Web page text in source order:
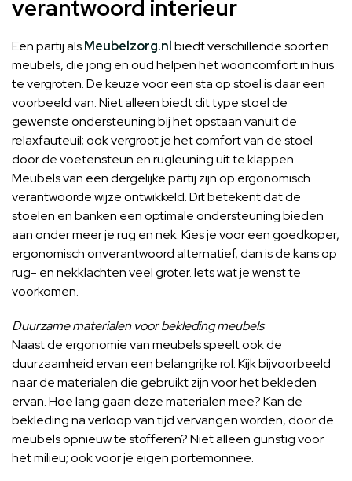
verantwoord interieur
Een partij alsMeubelzorg.nlbiedt verschillende soorten
meubels, die jong en oud helpen het wooncomfort in huis
te vergroten. De keuze voor een sta op stoel is daar een
voorbeeld van. Niet alleen biedt dit type stoel de
gewenste ondersteuning bij het opstaan vanuit de
relaxfauteuil; ook vergroot je het comfort van de stoel
door de voetensteun en rugleuning uit te klappen.
Meubels van een dergelijke partij zijn op ergonomisch
verantwoorde wijze ontwikkeld. Dit betekent dat de
stoelen en banken een optimale ondersteuning bieden
aan onder meer je rug en nek. Kies je voor een goedkoper,
ergonomisch onverantwoord alternatief, dan is de kans op
rug- en nekklachten veel groter. Iets wat je wenst te
voorkomen.
Duurzame materialen voor bekleding meubels
Naast de ergonomie van meubels speelt ook de
duurzaamheid ervan een belangrijke rol. Kijk bijvoorbeeld
naar de materialen die gebruikt zijn voor het bekleden
ervan. Hoe lang gaan deze materialen mee? Kan de
bekleding na verloop van tijd vervangen worden, door de
meubels opnieuw te stofferen? Niet alleen gunstig voor
het milieu; ook voor je eigen portemonnee.